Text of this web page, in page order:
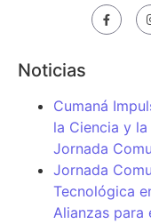
Noticias
Cumaná
la Ciencia y
Jornada
Jornada
Tecnológica
Alianzas para